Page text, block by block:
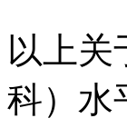
以上关
科）水